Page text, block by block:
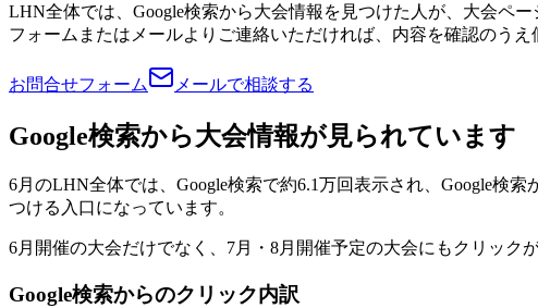
LHN全体では、Google検索から大会情報を見つけた人が、大会ペ
フォームまたはメールよりご連絡いただければ、内容を確認のうえ
お問合せフォーム メールで相談する
Google検索から大会情報が見られています
6月のLHN全体では、Google検索で約6.1万回表示され、Google検
つける入口になっています。
6月開催の大会だけでなく、7月・8月開催予定の大会にもクリック
Google検索からのクリック内訳